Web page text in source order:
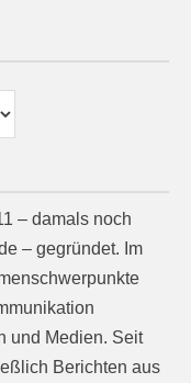
– damals noch
– gegründet. Im
und Medien. Seit
Berichten aus